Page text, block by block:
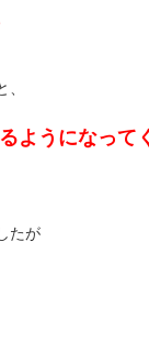
ようになって
たが